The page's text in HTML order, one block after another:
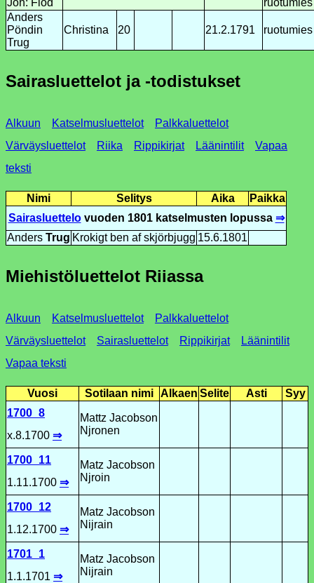
Joh: Flod
ruotumies
Anders
Pöndin
Trug
Christina 20 21.2.1791 ruotumies
Sairasluettelot ja -todistukset
Alkuun Katselmusluettelot
Palkkaluettelot
Värväysluettelot
Riika Rippikirjat Läänintilit
Vapaa
teksti
Nimi Selitys Aika
Paikka
Sairasluettelovuoden 1801 katselmusten lopussa ⇒
Anders Trug Krokigt ben af skjörbjugg 15.6.1801
Miehistöluettelot Riiassa
Alkuun Katselmusluettelot
Palkkaluettelot
Värväysluettelot
Sairasluettelot Rippikirjat
Läänintilit
Vapaa teksti
Vuosi Sotilaan nimi Alkaen Selite Asti
Syy
1700_8
x.8.1700 ⇒
Mattz Jacobson
Njronen
1700_11
1.11.1700 ⇒
Matz Jacobson
Njroin
1700_12
1.12.1700 ⇒
Matz Jacobson
Nijrain
1701_1
1.1.1701 ⇒
Matz Jacobson
Nijrain